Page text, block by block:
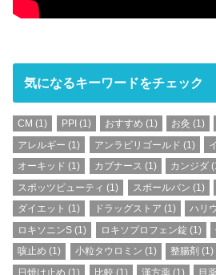
気になるキーワードをチェック
CM (1) PPI (1) おすすめ (1) お灸 (1)
アレルギー (1) アンラビリゴールド (1)
オーキッド (1) カブナース (1) カンジダ
スポッツビューティ (1) スポールバン (1)
ダイエット (1) ドラッグストア (1) ハリ
ロキソニンS (1) ロキソプロフェン錠 (1)
咳止め (1) 小粒タウロミン (1) 整腸剤 (1)
日焼け止め (1) 比較 (1) 漢方薬(1) 目